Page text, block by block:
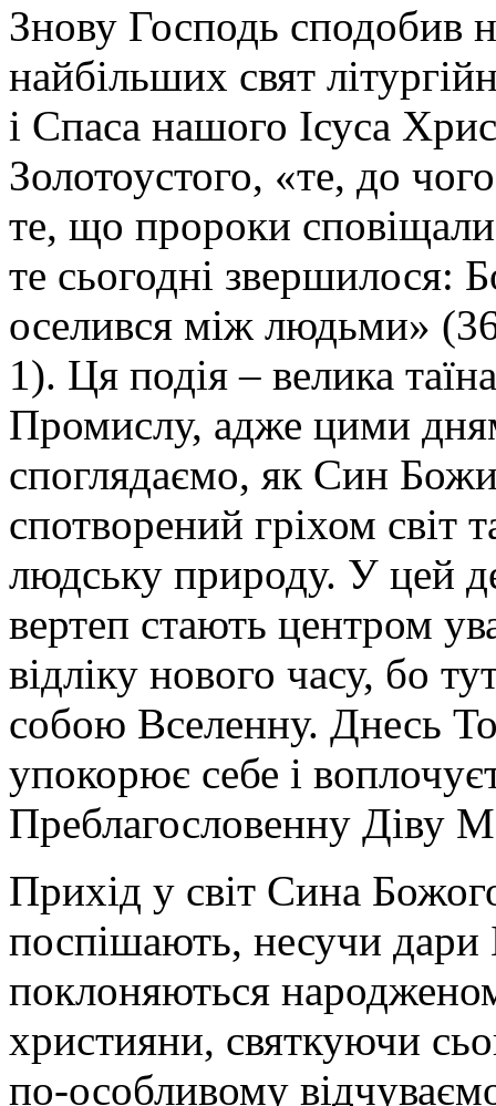
Знову Господь сподобив
найбільших свят
і Спаса нашого Ісуса
Золотоустого, «те, до
те, що пророки
те сьогодні звершилося:
оселився між людьми»
1). Ця подія – велика
Промислу, адже цими
споглядаємо, як Син
спотворений гріхом світ
людську природу. У цей
вертеп стають центром
відліку нового часу, бо
собою Вселенну. Днесь
упокорює себе і
Преблагословенну Діву
Прихід у світ Сина
поспішають, несучи
поклоняються
християни, святкуючи
по-особливому